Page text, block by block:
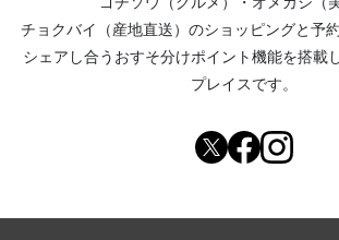
チョクバイ（産地直送） のショッピングと予約
シェアし合う おすそ分けポイント機能を搭載
プレイスです。